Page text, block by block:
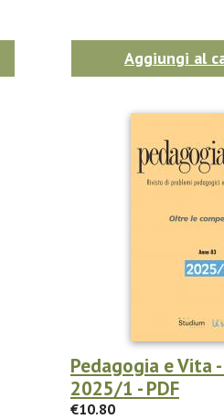
Aggiungi al
Pedagogia e Vita
2025/1 - PDF
€10.80